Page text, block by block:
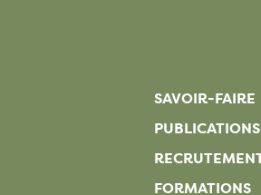
SAVOIR-FAIRE
PUBLICATIONS
FORMATIONS